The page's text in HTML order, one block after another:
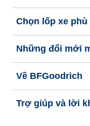
Chọn lốp xe
Những đổi mới
Về BFGoodrich
Trợ giúp và lời